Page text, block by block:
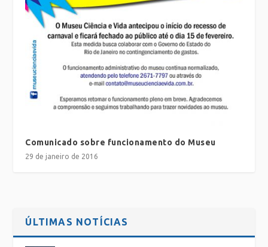
Comunicado sobre funcionamento do Museu
29 de janeiro de 2016
ÚLTIMAS NOTÍCIAS